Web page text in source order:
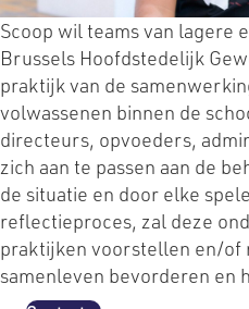
Scoop wil teams van lagere
Brussels Hoofdstedelijk
praktijk van de
volwassenen binnen de
directeurs, opvoeders,
zich aan te passen aan de
de situatie en door elke
reflectieproces, zal deze
praktijken voorstellen en/of
samenleven bevorderen en